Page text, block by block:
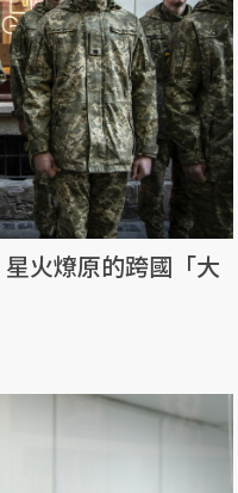
火燎原的跨國「大